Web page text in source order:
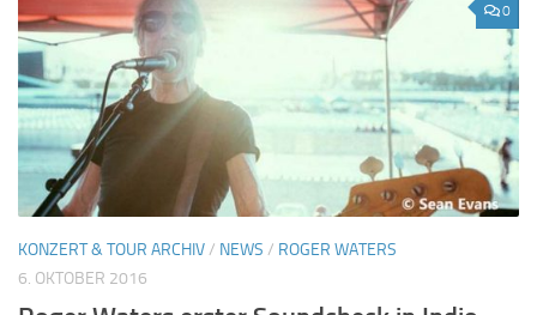
0
KONZERT & TOUR ARCHIV/ NEWS / ROGER WATERS
6. OKTOBER 2016